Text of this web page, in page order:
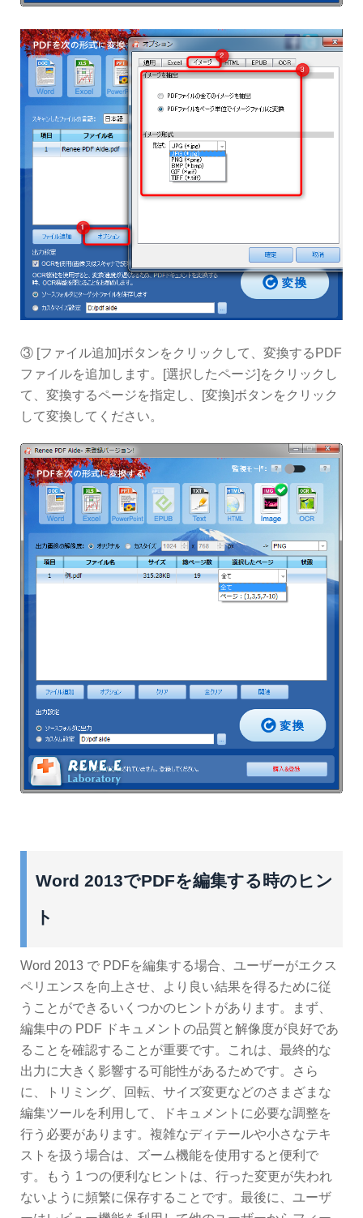
③ [ファイル追加]ボタンをクリックして、変換するPDF
ファイルを追加します。[選択したページ]をクリックし
て、変換するページを指定し、[変換]ボタンをクリック
して変換してください。
Word 2013でPDFを編集する時のヒン
ト
Word 2013 で PDFを編集する場合、ユーザーがエクス
ペリエンスを向上させ、より良い結果を得るために従
うことができるいくつかのヒントがあります。まず、
編集中の PDF ドキュメントの品質と解像度が良好であ
ることを確認することが重要です。これは、最終的な
出力に大きく影響する可能性があるためです。さら
に、トリミング、回転、サイズ変更などのさまざまな
編集ツールを利用して、ドキュメントに必要な調整を
行う必要があります。複雑なディテールや小さなテキ
ストを扱う場合は、ズーム機能を使用すると便利で
す。もう 1 つの便利なヒントは、行った変更が失われ
ないように頻繁に保存することです。最後に、ユーザ